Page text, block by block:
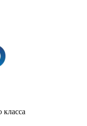
класса